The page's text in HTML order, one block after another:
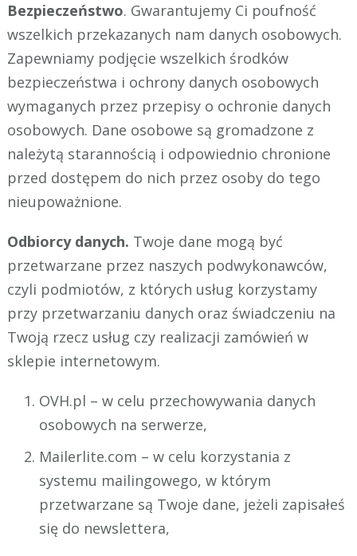
Bezpieczeństwo. Gwarantujemy Ci poufność
wszelkich przekazanych nam danych osobowych.
Zapewniamy podjęcie wszelkich środków
bezpieczeństwa i ochrony danych osobowych
wymaganych przez przepisy o ochronie danych
osobowych. Dane osobowe są gromadzone z
należytą starannością i odpowiednio chronione
przed dostępem do nich przez osoby do tego
nieupoważnione.
Odbiorcy danych. Twoje dane mogą być
przetwarzane przez naszych podwykonawców,
czyli podmiotów, z których usług korzystamy
przy przetwarzaniu danych oraz świadczeniu na
Twoją rzecz usług czy realizacji zamówień w
sklepie internetowym.
OVH.pl – w celu przechowywania danych
osobowych na serwerze,
Mailerlite.com – w celu korzystania z
systemu mailingowego, w którym
przetwarzane są Twoje dane, jeżeli zapisałeś
się do newslettera,